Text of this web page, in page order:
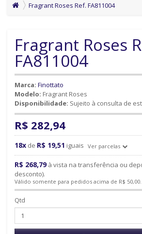
Fragrant Roses Ref. FA811004
Fragrant Roses
FA811004
Marca: Finottato
Modelo: Fragrant Roses
Disponibilidade: Sujeito à consulta de
R$ 282,94
18x de R$ 19,51 iguais Ver parcelas
R$ 268,79à vista na transferência ou
desconto).
Válido somente para pedidos acima de R$ 50,00.
Qtd